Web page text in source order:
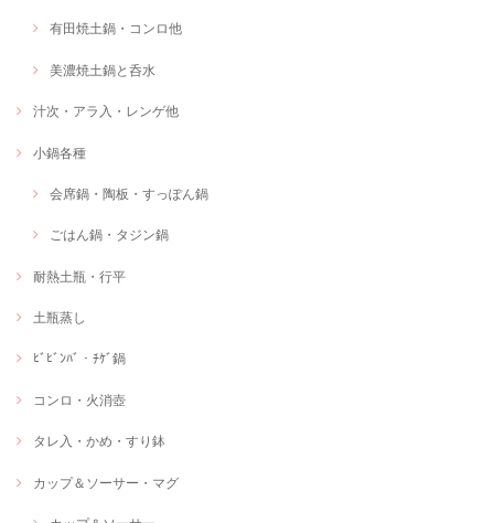
有田焼土鍋・コンロ他
美濃焼土鍋と呑水
汁次・アラ入・レンゲ他
小鍋各種
会席鍋・陶板・すっぽん鍋
ごはん鍋・タジン鍋
耐熱土瓶・行平
土瓶蒸し
ﾋﾞﾋﾞﾝﾊﾞ・ﾁｹﾞ鍋
コンロ・火消壺
タレ入・かめ・すり鉢
カップ＆ソーサー・マグ